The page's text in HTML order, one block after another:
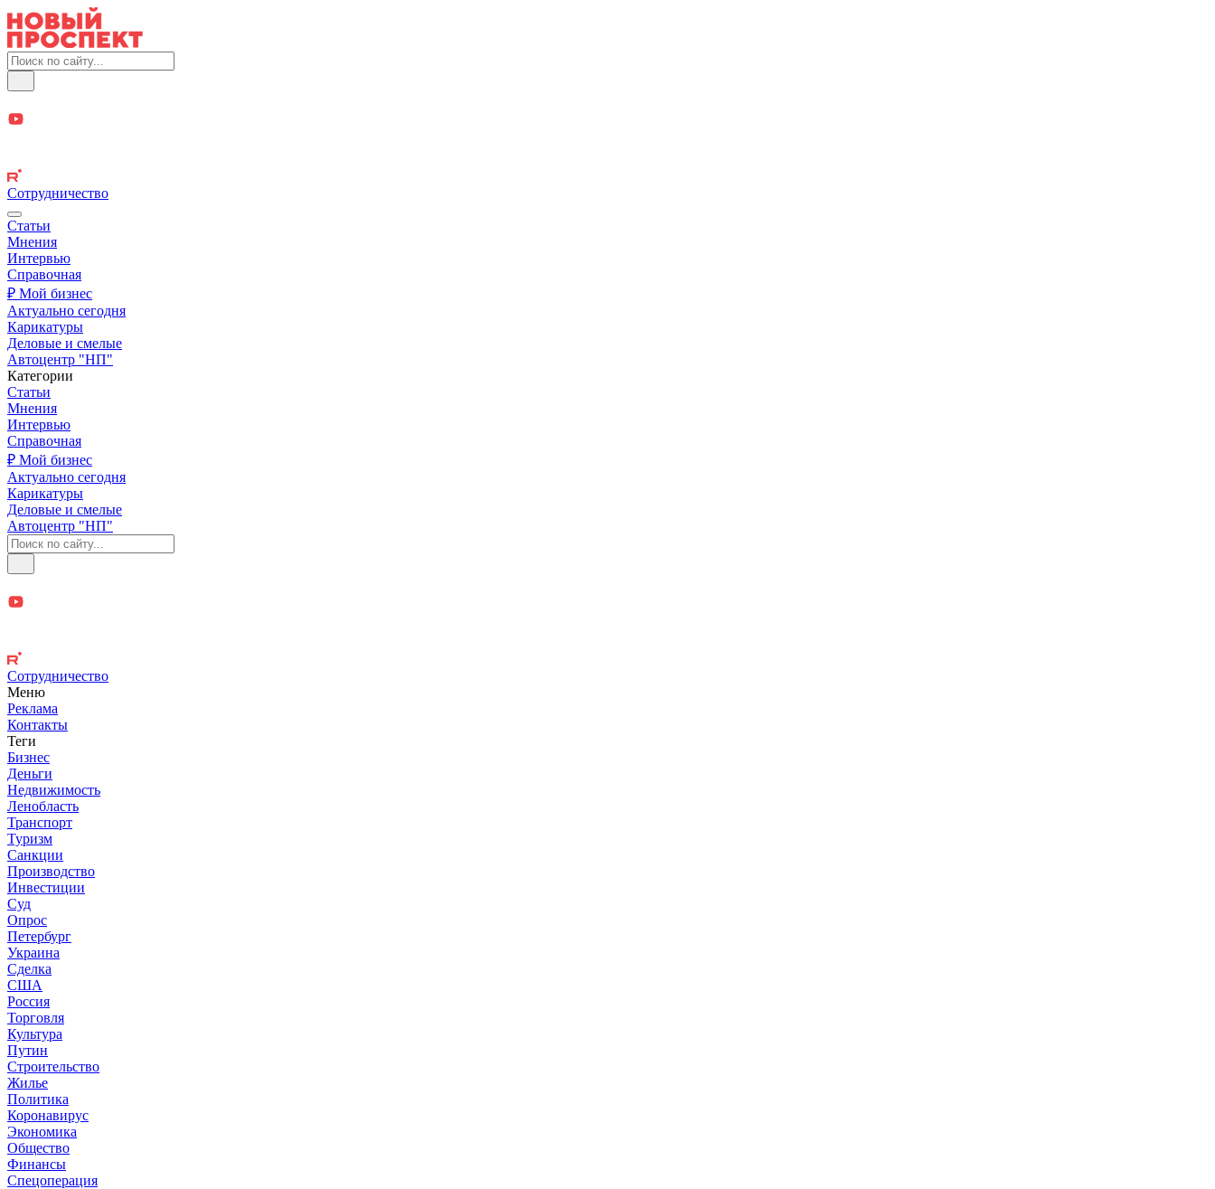
Сотрудничество
Статьи
Мнения
Интервью
Справочная
₽ Мой бизнес
Актуально сегодня
Карикатуры
Деловые и смелые
Автоцентр "НП"
Категории
Статьи
Мнения
Интервью
Справочная
₽ Мой бизнес
Актуально сегодня
Карикатуры
Деловые и смелые
Автоцентр "НП"
Сотрудничество
Меню
Реклама
Контакты
Теги
Бизнес
Деньги
Недвижимость
Ленобласть
Транспорт
Туризм
Санкции
Производство
Инвестиции
Суд
Опрос
Петербург
Украина
Сделка
США
Россия
Торговля
Культура
Путин
Строительство
Жилье
Политика
Коронавирус
Экономика
Общество
Финансы
Спецоперация